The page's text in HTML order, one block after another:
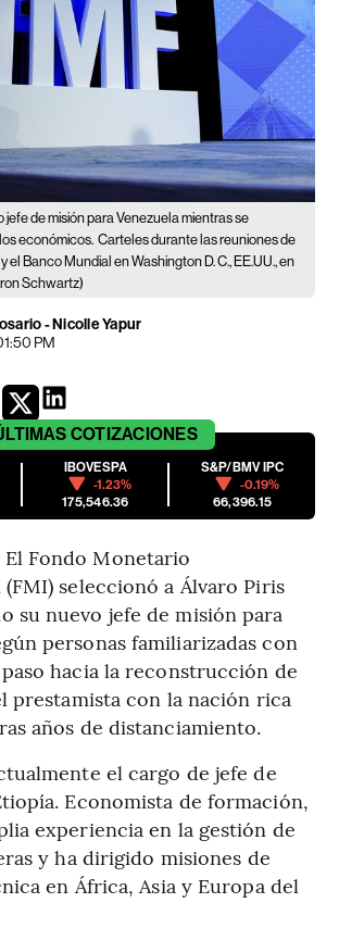
jefe de misión para Venezuela mientras se
económicos. Carteles durante las reuniones de
el Banco Mundial en Washington D. C., EE.UU., en
Schwartz)
- Nicolle Yapur
PM
COTIZACIONES
IBOVESPA
-1.23%
175,546.36
S&P/BMV IPC
-0.19%
66,396.15
Fondo Monetario
seleccionó a Álvaro Piris
su nuevo jefe de misión para
personas familiarizadas con
hacia la reconstrucción de
prestamista con la nación rica
años de distanciamiento.
el cargo de jefe de
Economista de formación,
experiencia en la gestión de
y ha dirigido misiones de
en África, Asia y Europa del